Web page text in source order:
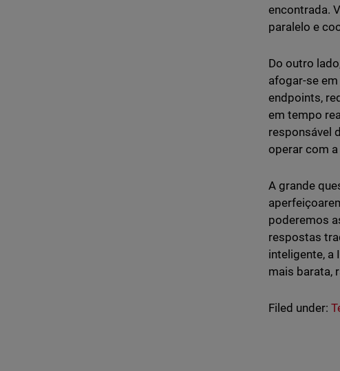
encontrada.
paralelo e
Do outro
afogar-se
endpoints,
em tempo
responsável
operar com a
A grande
poderemos
respostas
inteligente, a
mais barata,
Filed under: